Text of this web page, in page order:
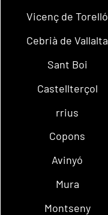
Vicenç de Torelló
Cebrià de Vallalta
Sant Boi
Castellterçol
rrius
Copons
Avinyó
Mura
Montseny